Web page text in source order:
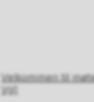
Velkommen til
Vg1